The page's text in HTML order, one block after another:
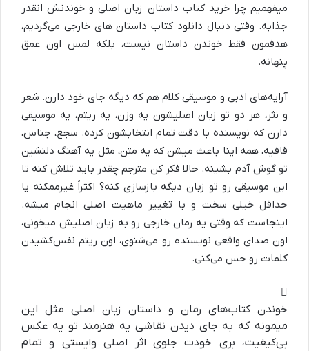
میفهمیم چرا خرید کتاب داستان زبان اصلی و خوندنش انقدر
جذابه. وقتی دنبال دانلود کتاب داستان های خارجی می‌گردیم،
هدفمون فقط خوندن داستان نیست، بلکه لمس اون عمق
پنهانه.
آرایه‌های ادبی و موسیقی کلام هم که دیگه جای خود دارن. شعر
و نثر، هر دو تو زبان اصلیشون یه وزن، یه ریتم، یه موسیقی
دارن که نویسنده با دقت تمام انتخابشون کرده. سجع، جناس،
قافیه، همه اینا باعث میشن که یه متن، مثل یه آهنگ دلنشین
تو گوش آدم بشینه. حالا فکر کن مترجم چقدر باید تلاش کنه تا
این موسیقی رو تو زبان دیگه بازسازی کنه؟ اکثراً غیرممکنه یا
حداقل خیلی سخت و با تغییر ماهیت اصلی انجام میشه.
اینجاست که وقتی یه رمان خارجی رو به زبان اصلیش میخونی،
اون صدای واقعی نویسنده رو می‌شنوی، اون ریتم نفس‌کشیدن
کلمات رو حس می‌کنی.
خوندن کتاب‌های رمان و داستان زبان اصلی مثل این
میمونه که به جای دیدن نقاشی یه هنرمند تو یه عکس
بی‌کیفیت، بری خودت جلوی اثر اصلی وایستی و تمام